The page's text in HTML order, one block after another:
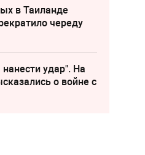
в Таиланде
череду
удар". На
о войне с